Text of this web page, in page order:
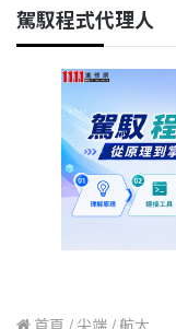
駕馭程式代理人